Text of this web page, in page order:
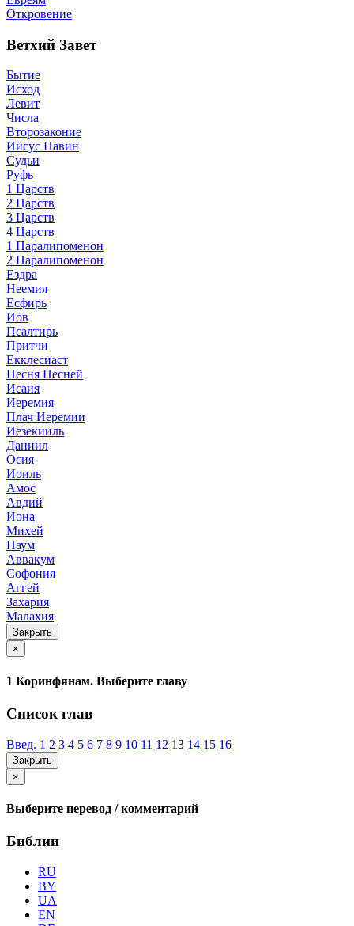
Откровение
Ветхий Завет
Бытие
Исход
Левит
Числа
Второзаконие
Иисус Навин
Судьи
Руфь
1 Царств
2 Царств
3 Царств
4 Царств
1 Паралипоменон
2 Паралипоменон
Ездра
Неемия
Есфирь
Иов
Псалтирь
Притчи
Екклесиаст
Песня Песней
Исаия
Иеремия
Плач Иеремии
Иезекииль
Даниил
Осия
Иоиль
Амос
Авдий
Иона
Михей
Наум
Аввакум
Софония
Аггей
Захария
Малахия
Закрыть
×
1 Коринфянам. Выберите главу
Список глав
Введ. 1 2 3 4 5 6 7 8 9 10 11 12 13 14 15 16
Закрыть
×
Выберите перевод / комментарий
Библии
RU
BY
UA
EN